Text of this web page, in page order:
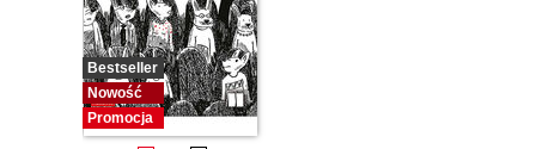
Bestseller
Nowość
Promocja